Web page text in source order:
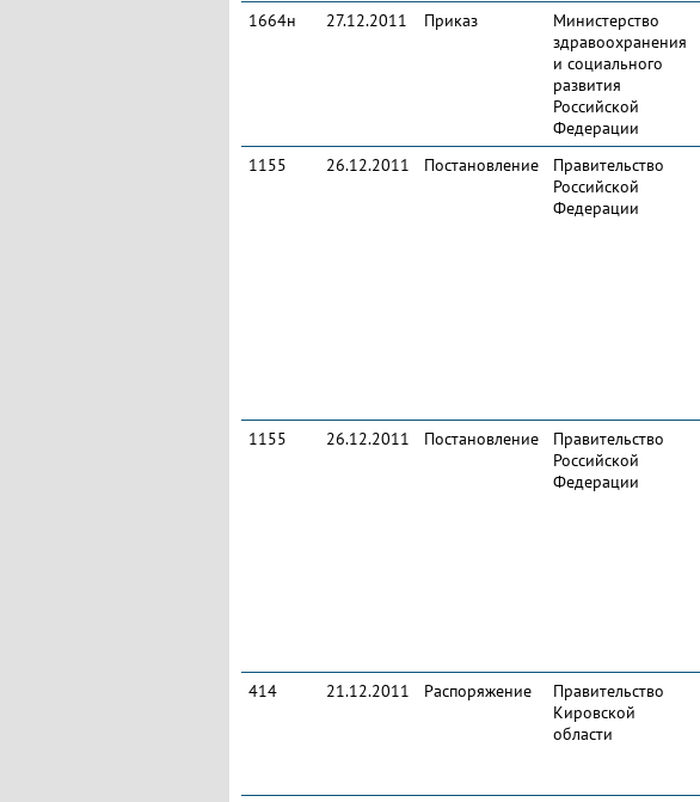
1664н 27.12.2011 Приказ
Министерство
здравоохранения
и социального
развития
Российской
Федерации
1155 26.12.2011 Постановление
Правительство
Российской
Федерации
1155
26.12.2011 Постановление
Правительство
Российской
Федерации
414
21.12.2011 Распоряжение
Правительство
Кировской
области